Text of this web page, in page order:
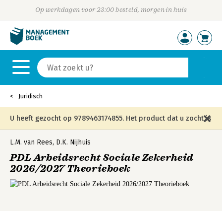
Op werkdagen voor 23:00 besteld, morgen in huis
Juridisch
U heeft gezocht op 9789463174855. Het product dat u zocht is
niet meer in die editie leverbaar en is vervangen door de
onderstaande editie.
L.M. van Rees, D.K. Nijhuis
PDL Arbeidsrecht Sociale Zekerheid
2026/2027 Theorieboek